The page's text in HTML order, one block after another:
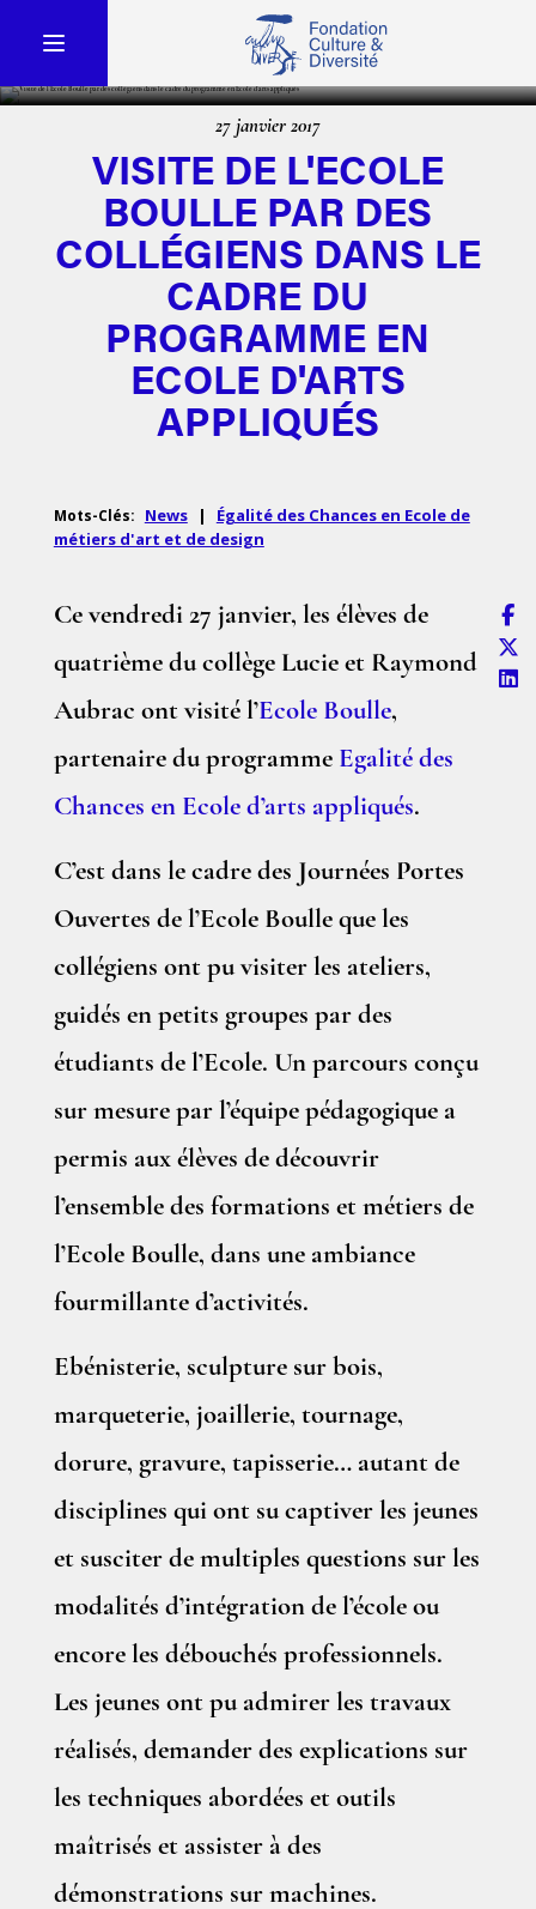
27 janvier 2017
VISITE DE L'ECOLE
BOULLE PAR DES
COLLÉGIENS DANS LE
CADRE DU
PROGRAMME EN
ECOLE D'ARTS
APPLIQUÉS
Mots-Clés: News |
Égalité des Chances en Ecole de
métiers d'art et de design
Ce vendredi 27 janvier, les élèves de
quatrième du collège Lucie et Raymond
Aubrac ont visité l’Ecole Boulle,
partenaire du programme Egalité des
Chances en Ecole d’arts appliqués.
C’est dans le cadre des Journées Portes
Ouvertes de l’Ecole Boulle que les
collégiens ont pu visiter les ateliers,
guidés en petits groupes par des
étudiants de l’Ecole. Un parcours conçu
sur mesure par l’équipe pédagogique a
permis aux élèves de découvrir
l’ensemble des formations et métiers de
l’Ecole Boulle, dans une ambiance
fourmillante d’activités.
Ebénisterie, sculpture sur bois,
marqueterie, joaillerie, tournage,
dorure, gravure, tapisserie… autant de
disciplines qui ont su captiver les jeunes
et susciter de multiples questions sur les
modalités d’intégration de l’école ou
encore les débouchés professionnels.
Les jeunes ont pu admirer les travaux
réalisés, demander des explications sur
les techniques abordées et outils
maîtrisés et assister à des
démonstrations sur machines.